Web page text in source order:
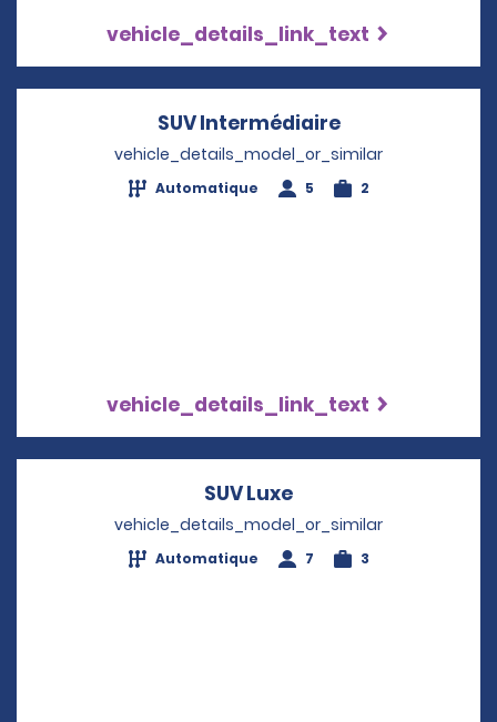
vehicle_details_link_text
SUV IntermédiaireOpens in a
vehicle_details_model_or_similar
Automatique 5 2
vehicle_details_link_text
SUV Luxe
vehicle_details_model_or_similar
Automatique 7 3